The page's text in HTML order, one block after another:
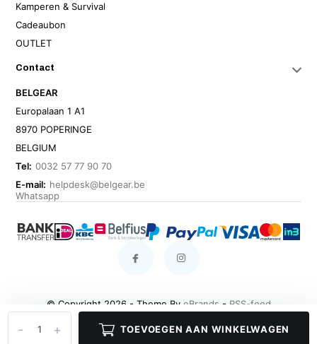
+
- TOEVOEGEN AAN WINKELWAGEN
Kamperen & Survival
Cadeaubon
OUTLET
Contact
BELGEAR
Europalaan 1 A1
8970 POPERINGE
BELGIUM
Tel: 0032 57 77 90 70
E-mail: helpdesk@belgear.be
Whatsapp
© Copyright 2026 - Theme By eBrands - RSS-feed